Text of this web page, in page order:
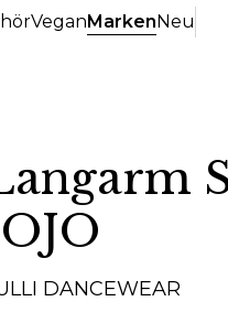
VeganMarkenNeu
DANCEWEAR